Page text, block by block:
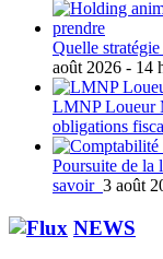
Quelle
août 2026 - 14
LMNP Loueur
obligations
Poursuite de la
savoir 3 août
NEWS